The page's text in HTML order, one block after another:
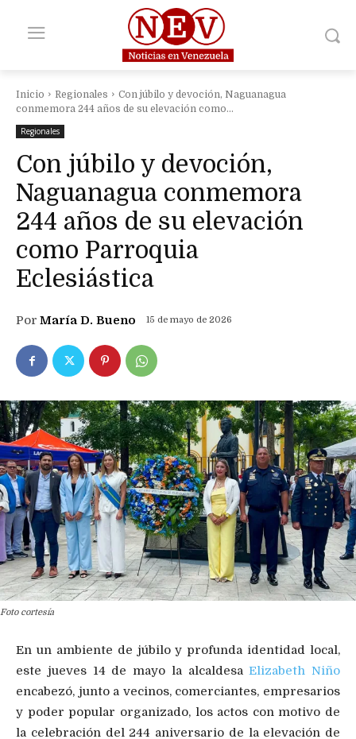
Inicio Regionales
Con júbilo y devoción, Naguanagua
conmemora 244 años de su elevación como...
Regionales
Con júbilo y devoción,
Naguanagua conmemora
244 años de su elevación
como Parroquia
Eclesiástica
Por María D. Bueno 15 de mayo de 2026
Foto cortesía
En un ambiente de júbilo y profunda identidad local,
este jueves 14 de mayo la alcaldesaElizabeth Niño
encabezó, junto a vecinos, comerciantes, empresarios
y poder popular organizado, los actos con motivo de
la celebración del 244 aniversario de la elevación de